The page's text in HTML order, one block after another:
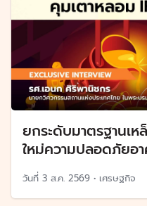
ยกระดับมาตรฐานเ
ใหม่ความปลอดภัยอา
วันที่ 3 ส.ค. 2569 • เศรษฐกิจ